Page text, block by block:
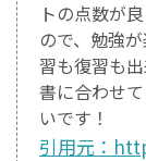
トの点数が
ので、勉強
習も復習も
書に合わせ
いです！
引用元：